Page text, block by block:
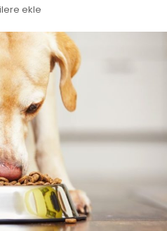
ekle